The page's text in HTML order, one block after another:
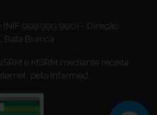
999 999 990) - Direção
Bata Branca
e MSRM mediante receita
pelo Infarmed.